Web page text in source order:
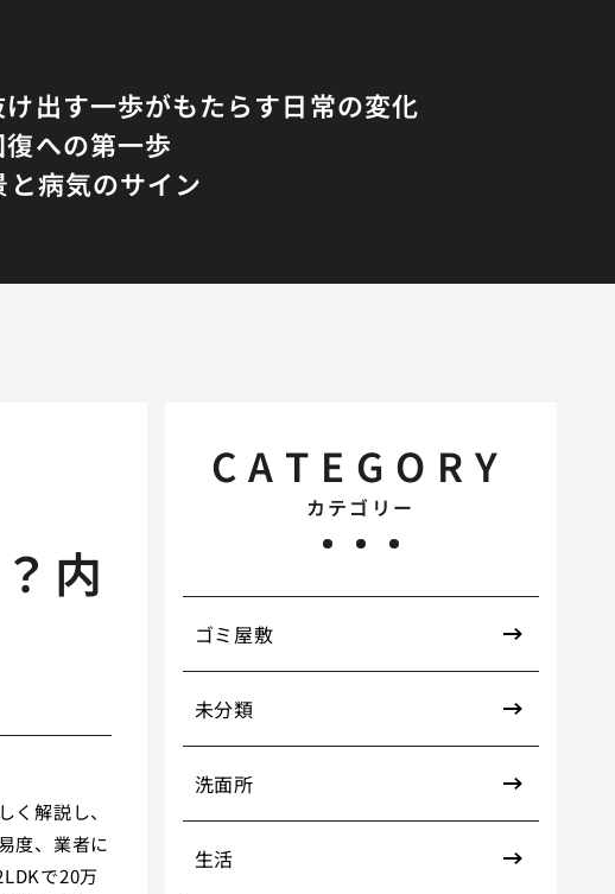
出す一歩がもたらす日常の変化
への第一歩
病気のサイン
内
解説し、
度、業者に
で20万
CATEGORY
カテゴリー
ゴミ屋敷
未分類
洗面所
生活